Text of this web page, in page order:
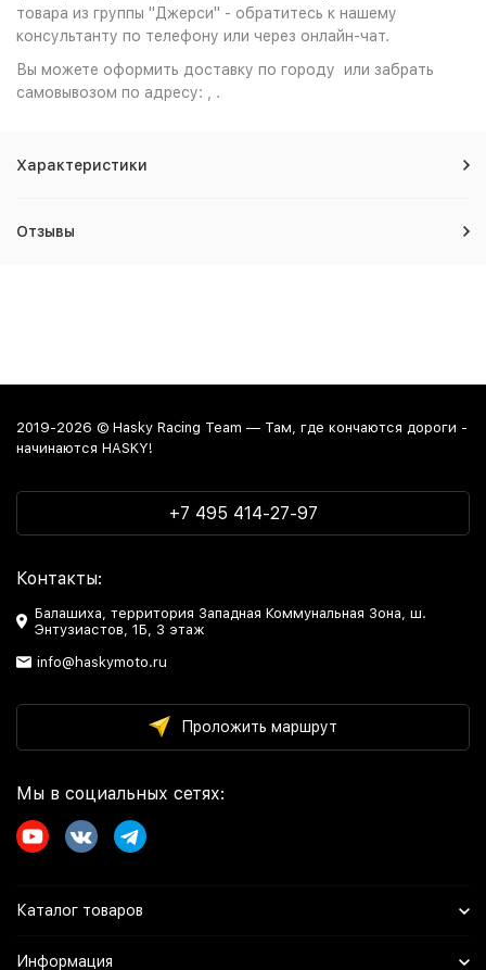
товара из группы "Джерси" - обратитесь к нашему
консультанту по телефону или через онлайн-чат.
Вы можете оформить доставку по городу или забрать
самовывозом по адресу: , .
Характеристики
Отзывы
2019-2026 © Hasky Racing Team — Там, где кончаются дороги -
начинаются HASKY!
+7 495 414-27-97
Контакты:
Балашиха, территория Западная Коммунальная Зона, ш.
Энтузиастов, 1Б, 3 этаж
info@haskymoto.ru
Проложить маршрут
Мы в социальных сетях:
Каталог товаров
Информация